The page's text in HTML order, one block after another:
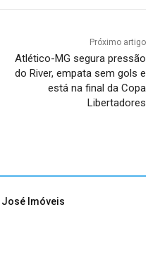
Próximo artigo
Atlético-MG segura pressão
do River, empata sem gols e
está na final da Copa
Libertadores
José Imóveis